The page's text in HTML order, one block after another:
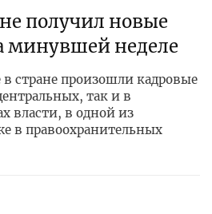
получил новые
минувшей неделе
стране произошли кадровые
так и в
власти, в одной из
в правоохранительных